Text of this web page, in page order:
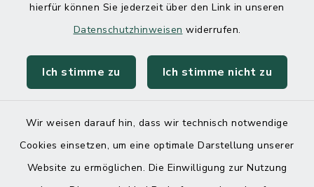
hierfür können Sie jederzeit über den Link in unseren
Datenschutzhinweisen widerrufen.
Ich stimme zu Ich stimme nicht zu
Wir weisen darauf hin, dass wir technisch notwendige
Cookies einsetzen, um eine optimale Darstellung unserer
Website zu ermöglichen. Die Einwilligung zur Nutzung